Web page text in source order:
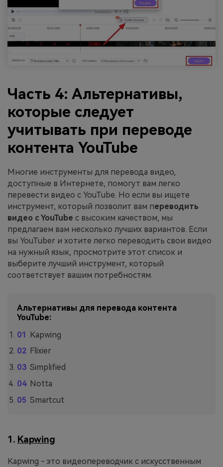
Часть 4: Альтернативы,
которые следует
учитывать при переводе
контента YouTube
Многие инструменты для перевода видео,
доступные в Интернете, помогут вам легко
перевести видео с YouTube. Но если вы ищете
инструмент, который позволит вам переводить
видео с YouTube с высоким качеством, мы
предлагаем вам несколько лучших вариантов. Если
вы YouTuber и хотите легко переводить свои видео
на нужный язык, просмотрите этот список и
выберите лучший инструмент, который
соответствует вашим потребностям.
Альтернативы для перевода контента
YouTube:
Kapwing
Flixier
Simplified
Notta
Smartcut
1. Kapwing
Kapwing - это видеопереводчик с искусственным